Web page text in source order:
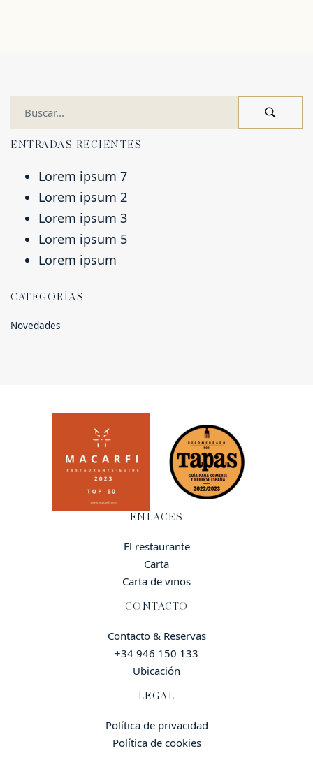
ENTRADAS RECIENTES
Lorem ipsum 7
Lorem ipsum 2
Lorem ipsum 3
Lorem ipsum 5
Lorem ipsum
CATEGORÍAS
Novedades
ENLACES
El restaurante
Carta
Carta de vinos
CONTACTO
Contacto & Reservas
+34 946 150 133
Ubicación
LEGAL
Política de privacidad
Política de cookies